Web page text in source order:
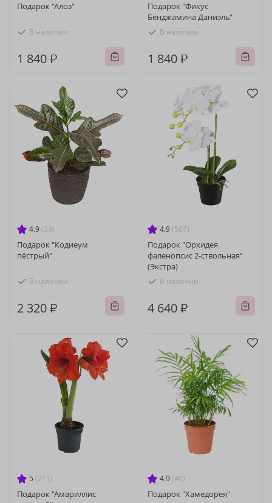
Подарок "Алоэ"
В наличии
1 840 ₽
Подарок "Фикус
Бенджамина Даниэль"
В наличии
1 840 ₽
4.9 (39)
Подарок "Кодиеум
пёстрый"
В наличии
2 320 ₽
4.9 (567)
Подарок "Орхидея
фаленопсис 2-ствольная"
(Экстра)
В наличии
4 640 ₽
5 (211)
Подарок "Амариллис
4.9 (46)
Подарок "Хамедорея"